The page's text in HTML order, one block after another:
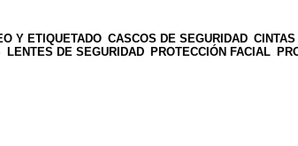
Y ETIQUETADO CASCOS DE SEGURIDAD
LENTES DE SEGURIDAD PROTECCIÓN FACIAL